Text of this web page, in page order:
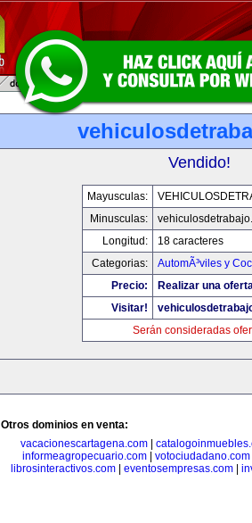
Vendido!
Mayusculas:
Minusculas:
Longitud:
18 caracteres
Categorias:
AutomÃ³viles y
Precio:
Realizar una
Visitar!
Serán consideradas
Otros dominios en venta:
vacacionescartagena.com
informeagropecuario.com| votociudadano.com
librosinteractivos.com| eventosempresas.com|